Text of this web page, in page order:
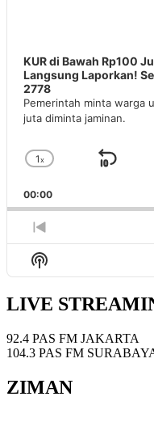
KUR di Bawah Rp100
Langsung Laporkan!
2778
Pemerintah minta warga
juta diminta jaminan.
Change
Rate
1x
Skip
00:00
Previous
Episode
Show
Podcast
LIVE
92.4 PAS FM JAKARTA
104.3 PAS FM
ZIMAN